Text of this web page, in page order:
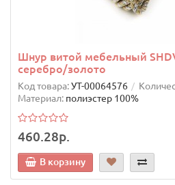
Шнур витой мебельный
серебро/золото
Код товара:УТ-00064576
Материал: полиэстер 100%
460.28р.
В корзину